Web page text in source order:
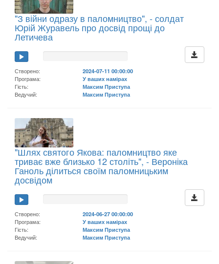
"З війни одразу в паломництво", - солдат
Юрій Журавель про досвід прощі до
Летичева
Створено:
2024-07-11 00:00:00
Програма:
У ваших намірах
Гість:
Максим Приступа
Ведучий:
Максим Приступа
"Шлях святого Якова: паломництво яке
триває вже близько 12 століть", - Вероніка
Ганоль ділиться своїм паломницьким
досвідом
Створено:
2024-06-27 00:00:00
Програма:
У ваших намірах
Гість:
Максим Приступа
Ведучий:
Максим Приступа